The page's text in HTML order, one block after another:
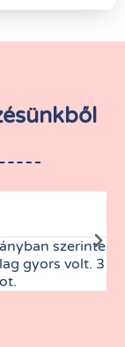
szerintem
gyors volt. 3